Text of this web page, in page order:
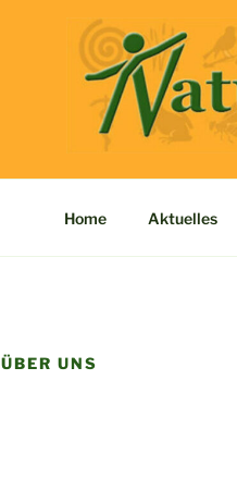
Home Aktuelles
ÜBER UNS